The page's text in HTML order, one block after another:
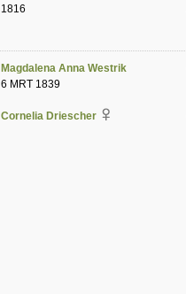
1816
Magdalena Anna Westrik
6 MRT 1839
Cornelia Driescher